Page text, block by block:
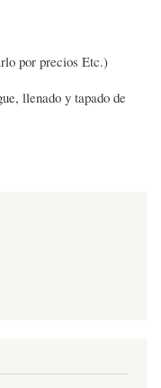
por precios Etc.)
llenado y tapado de